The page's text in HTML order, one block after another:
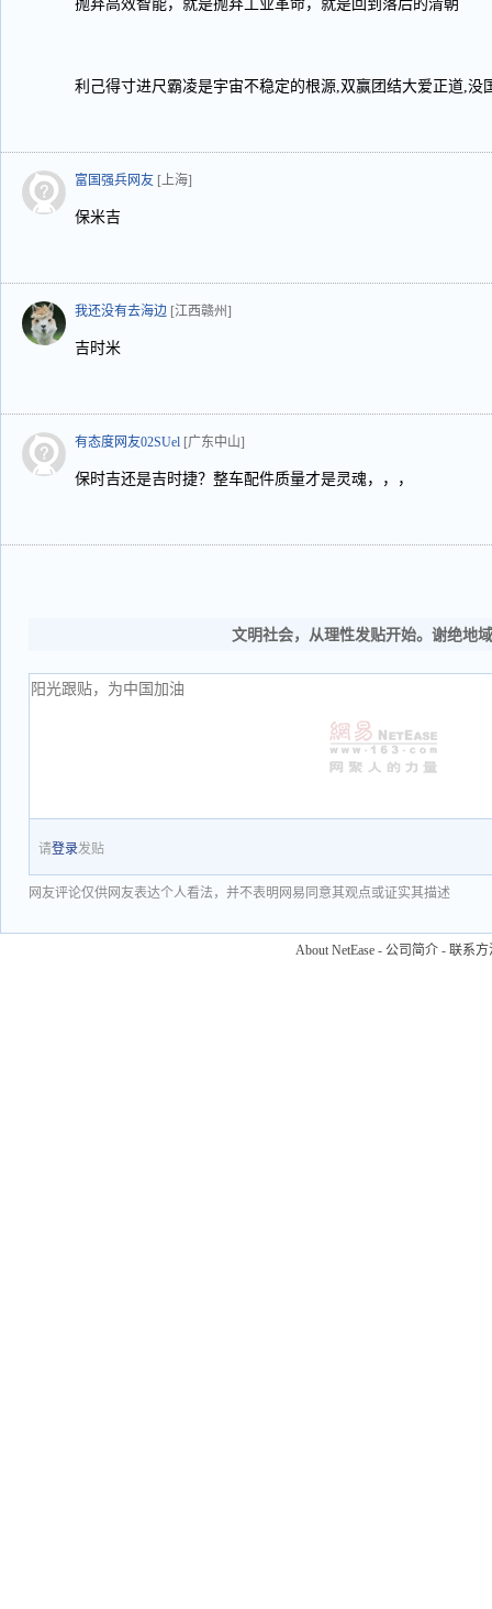
抛弃高效智能，就是抛弃工业革命，就是回到落后的清朝
利己得寸进尺霸凌是宇宙不稳定的根源,双赢团结大爱正道,
富国强兵网友 [上海]
保米吉
我还没有去海边 [江西赣州]
吉时米
有态度网友02SUel [广东中山]
保时吉还是吉时捷？整车配件质量才是灵魂，，，
文明社会，从理性发贴开始。谢绝地
请登录发贴
网友评论仅供网友表达个人看法，并不表明网易同意其观点或证实其描述
About NetEase - 公司简介 - 联系方